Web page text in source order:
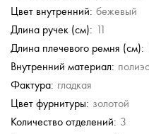
Цвет внутренний: бежевый
Длина ручек (см): 11
Длина плечевого ремня (см):
Внутренний материал:
Фактура: гладкая
Цвет фурнитуры: золотой
Количество отделений: 3